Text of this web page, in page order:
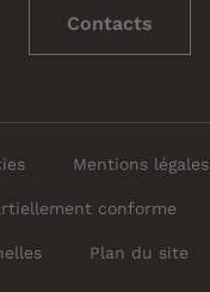
Contacts
Mentions légales
conforme
Plan du site